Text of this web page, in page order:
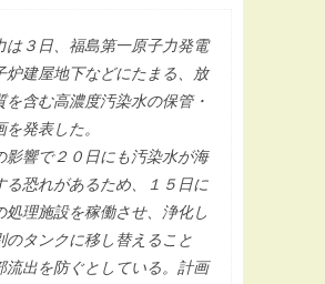
は３日、福島第一原子力発電
炉建屋地下などにたまる、放
を含む高濃度汚染水の保管・
発表した。
響で２０日にも汚染水が海
る恐れがあるため、１５日に
処理施設を稼働させ、浄化し
のタンクに移し替えること
流出を防ぐとしている。計画